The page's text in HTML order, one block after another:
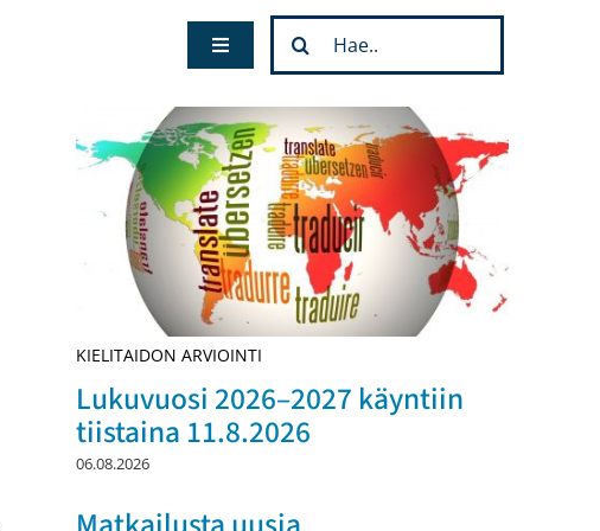
Toggle
Navigation
Etsi
...
KIELITAIDON ARVIOINTI
Lukuvuosi 2026–2027 käyntiin
tiistaina 11.8.2026
06.08.2026